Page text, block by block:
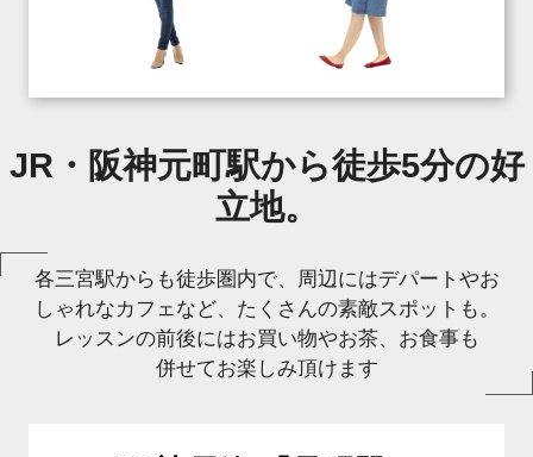
JR・阪神元町駅から徒歩5分の好
立地。
各三宮駅からも徒歩圏内で、周辺にはデパートやお
しゃれなカフェなど、たくさんの素敵スポットも。
レッスンの前後にはお買い物やお茶、お食事も
併せてお楽しみ頂けます